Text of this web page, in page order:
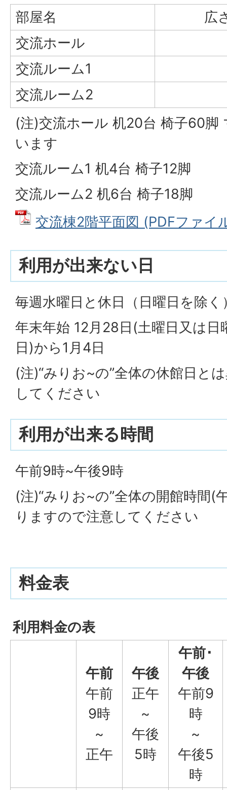
部屋名
広
交流ホール
交流ルーム1
交流ルーム2
(注)交流ホール 机20台 椅子60脚
います
交流ルーム1 机4台 椅子12脚
交流ルーム2 机6台 椅子18脚
交流棟2階平面図 (PDFファイ
利用が出来ない日
毎週水曜日と休日（日曜日を除く
年末年始 12月28日(土曜日又は
日)から1月4日
(注)“みりお~の”全体の休館日と
してください
利用が出来る時間
午前9時~午後9時
(注)“みりお~の”全体の開館時間(
りますので注意してください
料金表
利用料金の表
午前
午前
9時
~
正午
午後
正午
~
午後
5時
午前･
午後
午前9
時
~
午後5
時